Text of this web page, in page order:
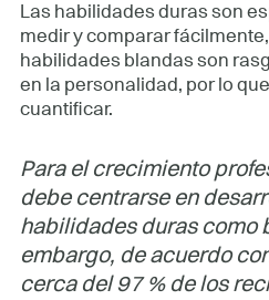
Las habilidades duras son
medir y comparar
habilidades blandas son
en la personalidad, por lo
cuantificar.
Para el crecimiento
debe centrarse en
habilidades duras como
embargo, de acuerdo
cerca del 97 % de los